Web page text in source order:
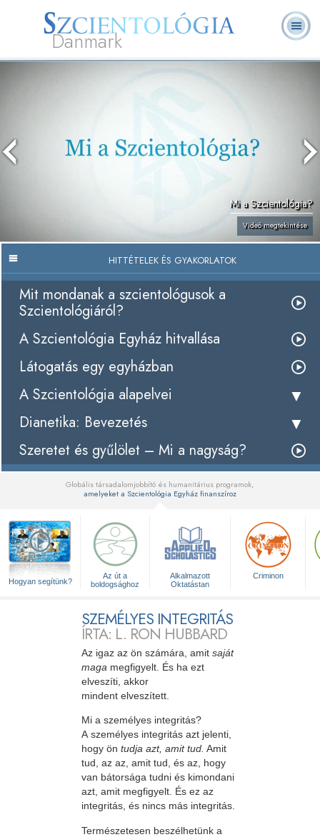
Danmark
lelkészek
Mi a Szcientológia?
Videó megtekintése
HITTÉTELEK ÉS GYAKORLATOK
Mit mondanak a szcientológusok a
Szcientológiáról?
A Szcientológia Egyház hitvallása
Látogatás egy egyházban
A Szcientológia alapelvei
Dianetika: Bevezetés
Szeretet és gyűlölet – Mi a nagyság?
Globális társadalomjobbító és humanitárius programok,
amelyeket a Szcientológia Egyház finanszíroz
Hogyan segítünk?
Az út a
boldogsághoz
Alkalmazott
Oktatástan
Criminon
SZEMÉLYES INTEGRITÁS
ÍRTA: L. RON HUBBARD
Az igaz az ön számára, amit saját
maga megfigyelt. És ha ezt
elveszíti, akkor
mindent elveszített.
Mi a személyes integritás?
A személyes integritás azt jelenti,
hogy ön tudja azt, amit tud. Amit
tud, az az, amit tud, és az, hogy
van bátorsága tudni és kimondani
azt, amit megfigyelt. És ez az
integritás, és nincs más integritás.
Természetesen beszélhetünk a